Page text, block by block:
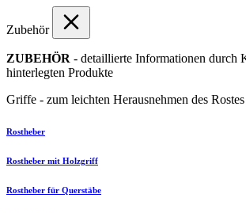
Zubehör
ZUBEHÖR - detaillierte Informationen durch
hinterlegten Produkte
Griffe - zum leichten Herausnehmen des Rostes
Rostheber
Rostheber mit Holzgriff
Rostheber für Querstäbe